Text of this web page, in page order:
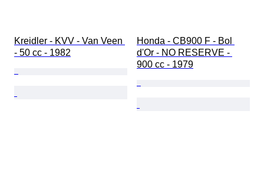
Kreidler - KVV - Van Veen
- 50 cc - 1982
Honda - CB900 F - Bol
d'Or - NO RESERVE -
900 cc - 1979